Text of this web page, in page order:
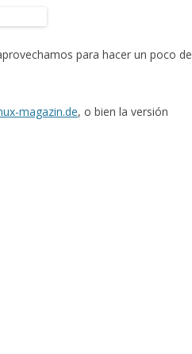
para hacer un poco de
magazin.de, o bien la versión